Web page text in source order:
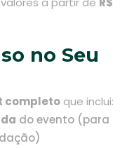
no Seu
completo que inclui:
do evento (para